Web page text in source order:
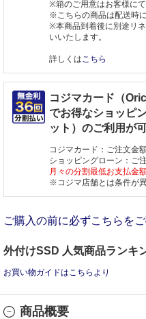
※箱のご用意はお客様にて
※こちらの商品は配送時
※本商品到着後に別途リ
いいたします。
詳しくはこちら
コジマカード（
でお得なショッピ
ット）のご利用が
コジマカード：ご注文金
ショッピングローン：ご
月々の分割最低お支払金
※コジマ店舗とは条件が異
ご購入の前に必ずこちらを
外付けSSD 人気商品ランキ
お買い物ガイドはこちらより
商品概要